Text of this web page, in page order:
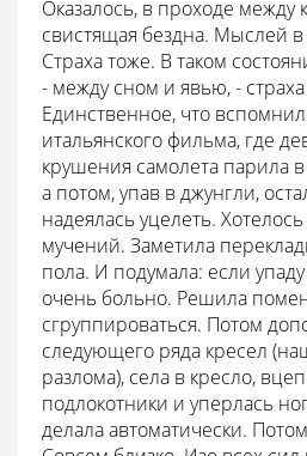
Оказалось, в проходе между
свистящая бездна. Мыслей
Страха тоже. В таком
- между сном и явью, -
Единственное, что
итальянского фильма, где
крушения самолета парила
а потом, упав в джунгли,
надеялась уцелеть.
мучений. Заметила
пола. И подумала: если
очень больно. Решила
сгруппироваться. Потом
следующего ряда кресел
разлома), села в кресло,
подлокотники и уперлась
делала автоматически.